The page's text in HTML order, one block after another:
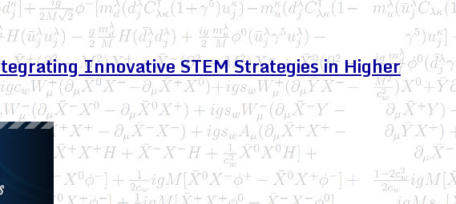
Innovative STEM Strategies in Higher